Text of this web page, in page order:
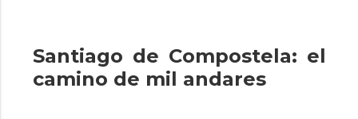
Santiago de Compostela: el
camino de mil andares